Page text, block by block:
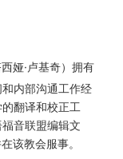
西娅·卢基奇）拥有
内部沟通工作经
翻译和校正工
音联盟编辑文
该教会服事。